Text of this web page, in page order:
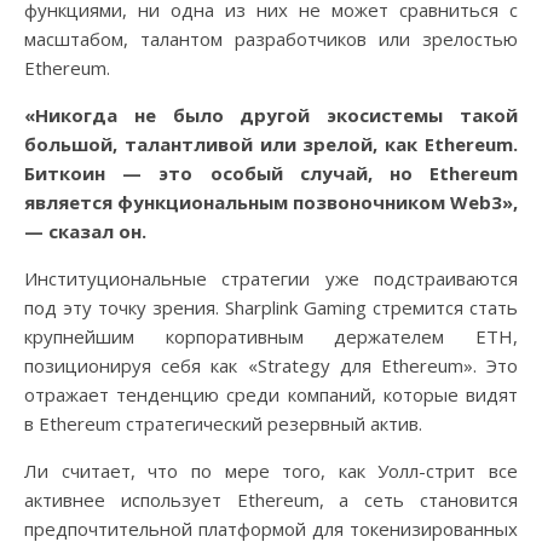
функциями, ни одна из них не может сравниться с
масштабом, талантом разработчиков или зрелостью
Ethereum.
«Никогда не было другой экосистемы такой
большой, талантливой или зрелой, как Ethereum.
Биткоин — это особый случай, но Ethereum
является функциональным позвоночником Web3»,
— сказал он.
Институциональные стратегии уже подстраиваются
под эту точку зрения. Sharplink Gaming стремится стать
крупнейшим корпоративным держателем ETH,
позиционируя себя как «Strategy для Ethereum». Это
отражает тенденцию среди компаний, которые видят
в Ethereum стратегический резервный актив.
Ли считает, что по мере того, как Уолл-стрит все
активнее использует Ethereum, а сеть становится
предпочтительной платформой для токенизированных